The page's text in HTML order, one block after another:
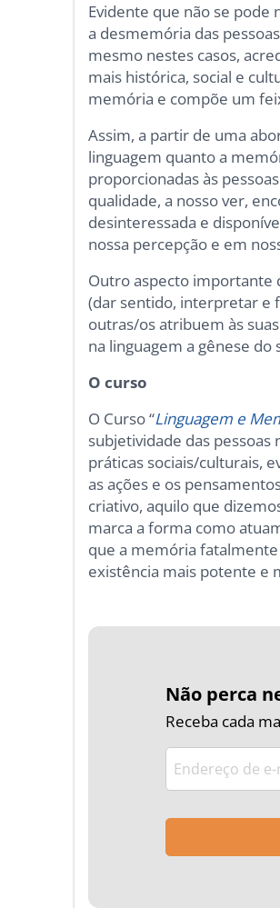
Evidente que não se
a desmemória das
mesmo nestes casos,
mais histórica, social e
memória e compõe um
Assim, a partir de uma
linguagem quanto a
proporcionadas às
qualidade, a nosso ver,
desinteressada e
nossa percepção e em
Outro aspecto importante
(dar sentido, interpretar e
outras/os atribuem às
na linguagem a gênese
O curso
O Curso “Linguagem e
subjetividade das
práticas sociais/culturais,
as ações e os
criativo, aquilo que
marca a forma como
que a memória
existência mais potente e
Não perca
Receba cada